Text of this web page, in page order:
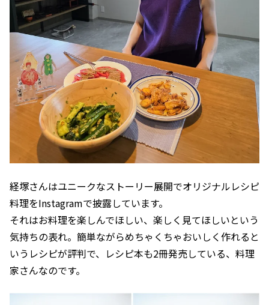
経塚さんはユニークなストーリー展開でオリジナルレシピ
料理をInstagramで披露しています。
それはお料理を楽しんでほしい、楽しく見てほしいという
気持ちの表れ。簡単ながらめちゃくちゃおいしく作れると
いうレシピが評判で、レシピ本も2冊発売している、料理
家さんなのです。